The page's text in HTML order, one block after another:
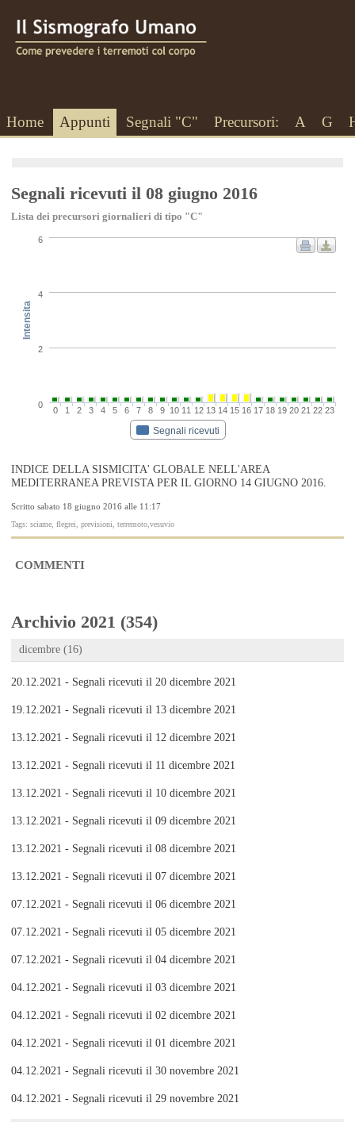
Home Appunti Segnali "C" Precursori: A G
Segnali ricevuti il 08 giugno 2016
Lista dei precursori giornalieri di tipo "C"
Intensita
Segnali ricevuti
0 1 2 3 4 5 6 7 8 9 10 11 12 13 14 15 16 17 18 19 20 21 22 23
0
2
4
6
INDICE DELLA SISMICITA' GLOBALE NELL'AREA
MEDITERRANEA PREVISTA PER IL GIORNO 14 GIUGNO 2016.
Scritto sabato 18 giugno 2016 alle 11:17
Tags: sciame, flegrei, previsioni, terremoto,vesuvio
COMMENTI
Archivio 2021 (354)
dicembre (16)
20.12.2021 - Segnali ricevuti il 20 dicembre 2021
19.12.2021 - Segnali ricevuti il 13 dicembre 2021
13.12.2021 - Segnali ricevuti il 12 dicembre 2021
13.12.2021 - Segnali ricevuti il 11 dicembre 2021
13.12.2021 - Segnali ricevuti il 10 dicembre 2021
13.12.2021 - Segnali ricevuti il 09 dicembre 2021
13.12.2021 - Segnali ricevuti il 08 dicembre 2021
13.12.2021 - Segnali ricevuti il 07 dicembre 2021
07.12.2021 - Segnali ricevuti il 06 dicembre 2021
07.12.2021 - Segnali ricevuti il 05 dicembre 2021
07.12.2021 - Segnali ricevuti il 04 dicembre 2021
04.12.2021 - Segnali ricevuti il 03 dicembre 2021
04.12.2021 - Segnali ricevuti il 02 dicembre 2021
04.12.2021 - Segnali ricevuti il 01 dicembre 2021
04.12.2021 - Segnali ricevuti il 30 novembre 2021
04.12.2021 - Segnali ricevuti il 29 novembre 2021